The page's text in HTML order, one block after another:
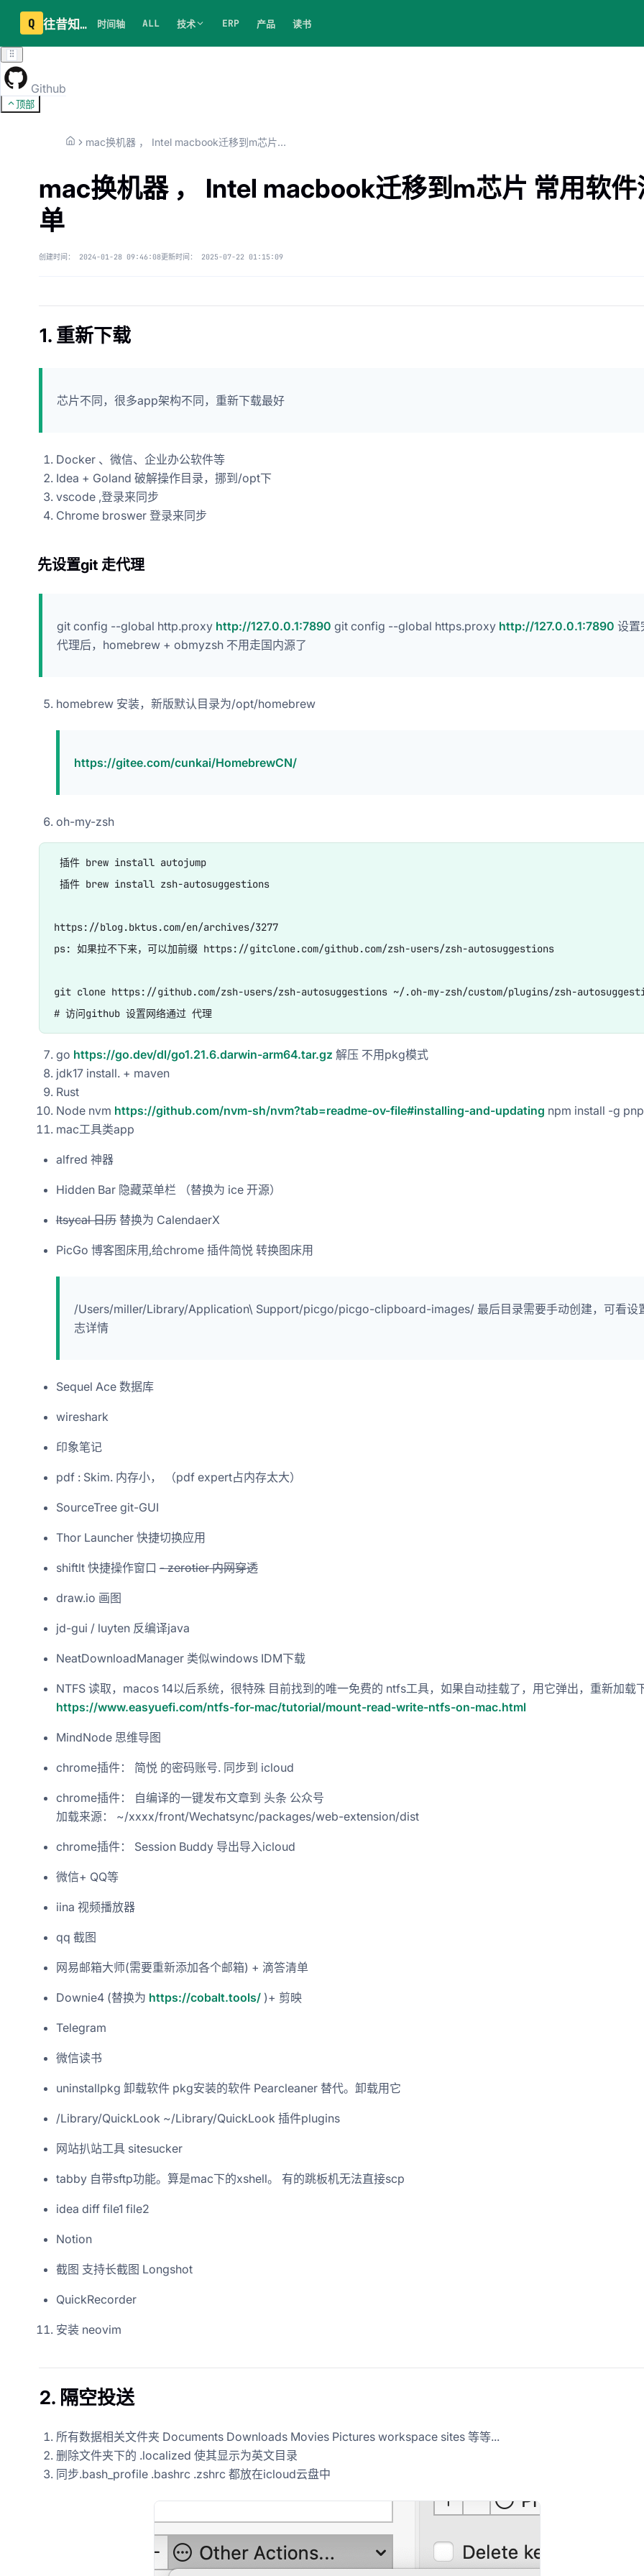
Q 往昔知识库 时间轴 ALL 技术 ERP 产品 读书
Github
顶部
mac换机器 ， Intel macbook迁移到m芯片 常用软件清单
mac换机器 ， Intel macbook迁移到m芯片 常用软件
单
创建时间： 2024-01-28 09:46:08更新时间： 2025-07-22 01:15:09
1. 重新下载
芯片不同，很多app架构不同，重新下载最好
Docker 、微信、企业办公软件等
Idea + Goland 破解操作目录，挪到/opt下
vscode ,登录来同步
Chrome broswer 登录来同步
先设置git 走代理
git config --global http.proxy http://127.0.0.1:7890 git config --global https.proxy http://127.0.0.1:7890 设置
代理后，homebrew + obmyzsh 不用走国内源了
homebrew 安装，新版默认目录为/opt/homebrew
https://gitee.com/cunkai/HomebrewCN/
oh-my-zsh
插件 brew install autojump
插件 brew install zsh-autosuggestions
https://blog.bktus.com/en/archives/3277
ps: 如果拉不下来，可以加前缀 https://gitclone.com/github.com/zsh-users/zsh-autosuggestions
git clone https://github.com/zsh-users/zsh-autosuggestions ~/.oh-my-zsh/custom/plugins/zsh-
go https://go.dev/dl/go1.21.6.darwin-arm64.tar.gz 解压 不用pkg模式
jdk17 install. + maven
Rust
Node nvm https://github.com/nvm-sh/nvm?tab=readme-ov-file#installing-and-updating npm install -g
mac工具类app
alfred 神器
Hidden Bar 隐藏菜单栏 （替换为 ice 开源）
Itsycal 日历替换为 CalendaerX
PicGo 博客图床用,给chrome 插件简悦 转换图床用
/Users/miller/Library/Application\ Support/picgo/picgo-clipboard-images/ 最后目录需要手动创建，可看设
志详情
Sequel Ace 数据库
wireshark
印象笔记
pdf : Skim. 内存小， （pdf expert占内存太大）
SourceTree git-GUI
Thor Launcher 快捷切换应用
shiftlt 快捷操作窗口- zerotier 内网穿透
draw.io 画图
jd-gui / luyten 反编译java
NeatDownloadManager 类似windows IDM下载
NTFS 读取，macos 14以后系统，很特殊 目前找到的唯一免费的 ntfs工具，如果自动挂载了，用它弹出，重新加载
https://www.easyuefi.com/ntfs-for-mac/tutorial/mount-read-write-ntfs-on-mac.html
MindNode 思维导图
chrome插件： 简悦 的密码账号. 同步到 icloud
chrome插件： 自编译的一键发布文章到 头条 公众号
加载来源： ~/xxxx/front/Wechatsync/packages/web-extension/dist
chrome插件： Session Buddy 导出导入icloud
微信+ QQ等
iina 视频播放器
qq 截图
网易邮箱大师(需要重新添加各个邮箱) + 滴答清单
Downie4 (替换为 https://cobalt.tools/)+ 剪映
Telegram
微信读书
uninstallpkg 卸载软件 pkg安装的软件 Pearcleaner 替代。卸载用它
/Library/QuickLook ~/Library/QuickLook 插件plugins
网站扒站工具 sitesucker
tabby 自带sftp功能。算是mac下的xshell。 有的跳板机无法直接scp
idea diff file1 file2
Notion
截图 支持长截图 Longshot
QuickRecorder
安装 neovim
2. 隔空投送
所有数据相关文件夹 Documents Downloads Movies Pictures workspace sites 等等...
删除文件夹下的 .localized 使其显示为英文目录
同步.bash_profile .bashrc .zshrc 都放在icloud云盘中